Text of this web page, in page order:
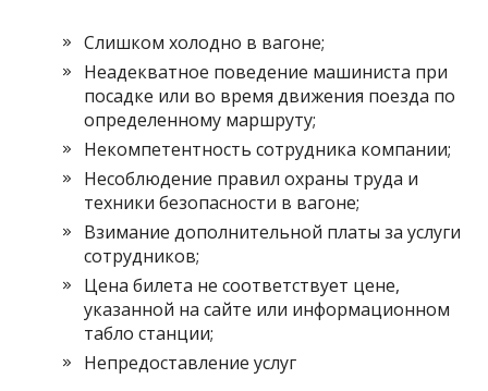
Слишком холодно в вагоне;
Неадекватное поведение машиниста при
посадке или во время движения поезда по
определенному маршруту;
Некомпетентность сотрудника компании;
Несоблюдение правил охраны труда и
техники безопасности в вагоне;
Взимание дополнительной платы за услуги
сотрудников;
Цена билета не соответствует цене,
указанной на сайте или информационном
табло станции;
Непредоставление услуг